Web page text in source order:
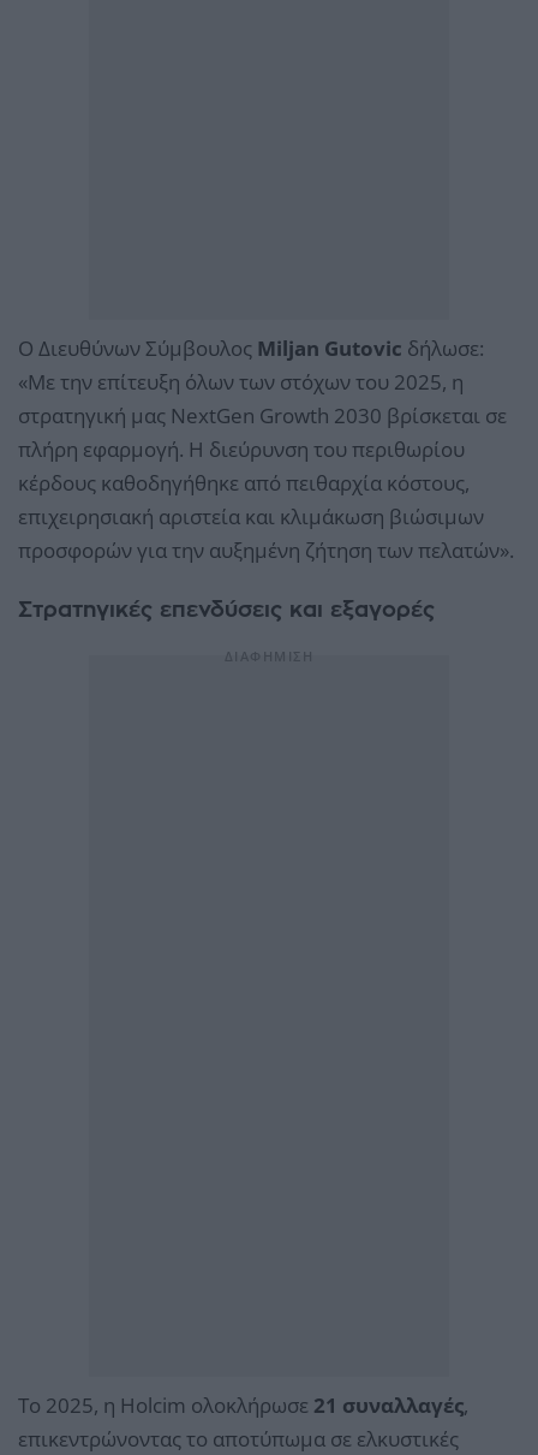
Ο Διευθύνων Σύμβουλος Miljan Gutovic δήλωσε:
«Με την επίτευξη όλων των στόχων του 2025, η
στρατηγική μας NextGen Growth 2030 βρίσκεται σε
πλήρη εφαρμογή. Η διεύρυνση του περιθωρίου
κέρδους καθοδηγήθηκε από πειθαρχία κόστους,
επιχειρησιακή αριστεία και κλιμάκωση βιώσιμων
προσφορών για την αυξημένη ζήτηση των πελατών».
Στρατηγικές επενδύσεις και εξαγορές
Το 2025, η Holcim ολοκλήρωσε 21 συναλλαγές,
επικεντρώνοντας το αποτύπωμα σε ελκυστικές